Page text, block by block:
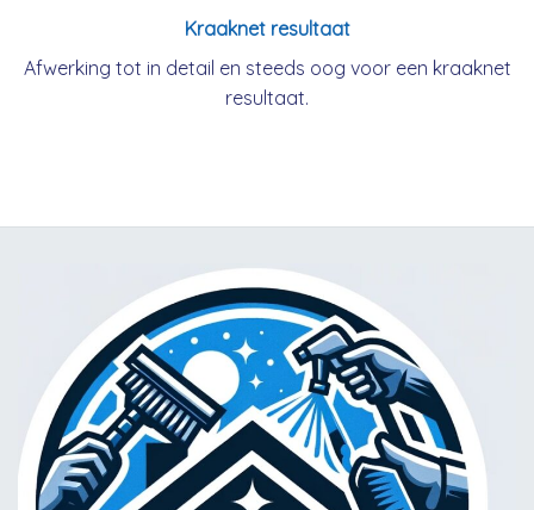
Kraaknet resultaat
Afwerking tot in detail en steeds oog voor een kraaknet
resultaat.